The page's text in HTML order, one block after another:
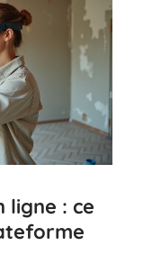
ligne : ce